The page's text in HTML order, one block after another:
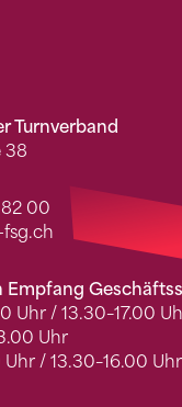
Turnverband
38
82 00
fsg.ch
Empfang
Uhr / 13.30–17.00
Uhr
Uhr / 13.30–16.00 Uhr